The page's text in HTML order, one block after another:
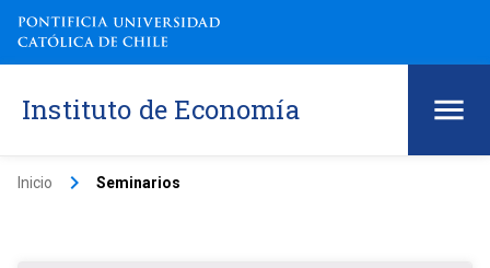
Instituto de Economía
Inicio keyboard_arrow_right Seminarios